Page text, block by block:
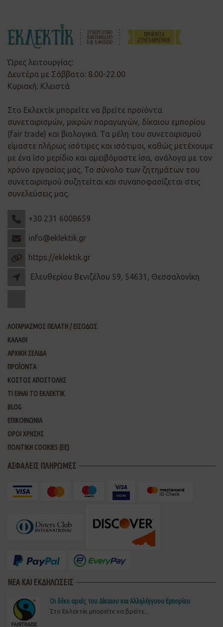
Ώρες λειτουργίας:
Δευτέρα με Σάββατο: 8.00-22.00
Κυριακή: Κλειστά
Στο Εκλεκτίκ μπορείτε να βρείτε προϊόντα
συνεταιρισμών, μικρών παραγωγών, δίκαιου εμπορίου
(fair trade) και βιολογικά. Τα μέλη του συνεταιρισμού
είμαστε πλήρως ισότιμες και ισότιμοι, καθώς μετέχουμε
με ένα ίσο μερίδιο και αμειβόμαστε ίσα, ανάλογα με τον
χρόνο εργασίας μας. Το σύνολο των ζητημάτων του
συνεταιρισμού συζητείται και συναποφασίζεται στις
συνελεύσεις μας.
+30 231 6008659
info@eklektik.gr
https://eklektik.gr
Ελευθερίου Βενιζέλου 59, 54631, Θεσσαλονίκη
ΛΟΓΑΡΙΑΣΜΟΣ ΠΕΛΑΤΗ / ΕΙΣΟΔΟΣ
ΚΑΛΑΘΙ
ΑΡΧΙΚΗ ΣΕΛΙΔΑ
ΠΡΟΪΟΝΤΑ
ΚΟΣΤΟΣ ΑΠΟΣΤΟΛΗΣ
ΤΙ ΕΙΝΑΙ ΤΟ ΕΚΛΕΚΤΙΚ
BLOG
ΕΠΙΚΟΙΝΩΝΙΑ
ΟΡΟΙ ΧΡΗΣΗΣ
ΠΟΛΙΤΙΚΗ COOKIES (ΕΕ)
ΑΣΦΑΛΕΙΣ ΠΛΗΡΩΜΕΣ
ΝΕΑ ΚΑΙ ΕΚΔΗΛΩΣΕΙΣ
Οι δέκα αρχές του Δίκαιου και Αλληλέγγυου Εμπορίου
Στο Εκλεκτίκ μπορείτε να βρείτε...